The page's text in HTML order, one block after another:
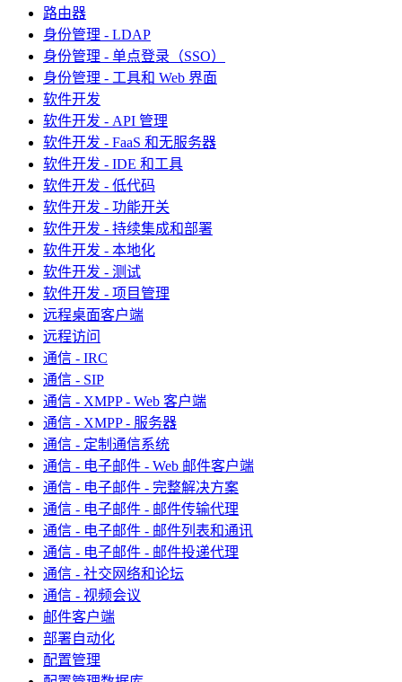
路由器
身份管理 - LDAP
身份管理 - 单点登录（SSO）
身份管理 - 工具和 Web 界面
软件开发
软件开发 - API 管理
软件开发 - FaaS 和无服务器
软件开发 - IDE 和工具
软件开发 - 低代码
软件开发 - 功能开关
软件开发 - 持续集成和部署
软件开发 - 本地化
软件开发 - 测试
软件开发 - 项目管理
远程桌面客户端
远程访问
通信 - IRC
通信 - SIP
通信 - XMPP - Web 客户端
通信 - XMPP - 服务器
通信 - 定制通信系统
通信 - 电子邮件 - Web 邮件客户端
通信 - 电子邮件 - 完整解决方案
通信 - 电子邮件 - 邮件传输代理
通信 - 电子邮件 - 邮件列表和通讯
通信 - 电子邮件 - 邮件投递代理
通信 - 社交网络和论坛
通信 - 视频会议
邮件客户端
部署自动化
配置管理